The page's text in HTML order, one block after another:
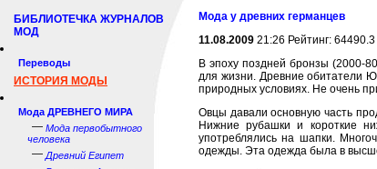
БИБЛИОТЕЧКА ЖУРНАЛОВ
МОД
Переводы
ИСТОРИЯ МОДЫ
Мода ДРЕВНЕГО МИРА
— Мода первобытного
человека
— Древний Египет
Мода у древних германцев
11.08.2009 21:26 Рейтинг: 64490.3
В эпоху поздней бронзы (2000-
для жизни. Древние обитатели
природных условиях. Не очень
Овцы давали основную часть
Нижние рубашки и короткие
употреблялись на шапки.
одежды. Эта одежда была в